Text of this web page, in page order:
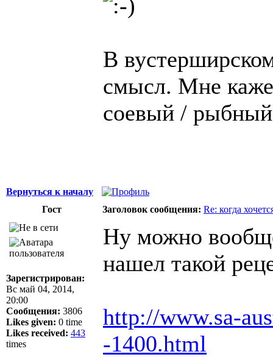
В
смысл. Мне
соевый /
Вернуться к началу
Гост
Заголовок сообщения: Re: когда
Зарегистрирован:
Вс май 04, 2014,
20:00
Сообщения: 3806
Likes given: 0 time
Likes received: 443
times
Ну можно
нашел такой
http://www.sa-
-1400.html